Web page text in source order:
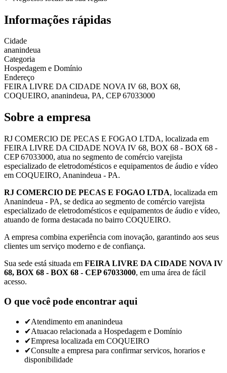
Informações rápidas
Cidade
ananindeua
Categoria
Hospedagem e Domínio
Endereço
FEIRA LIVRE DA CIDADE NOVA IV 68, BOX 68,
COQUEIRO, ananindeua, PA, CEP 67033000
Sobre a empresa
RJ COMERCIO DE PECAS E FOGAO LTDA, localizada em
FEIRA LIVRE DA CIDADE NOVA IV 68, BOX 68 - BOX 68 -
CEP 67033000, atua no segmento de comércio varejista
especializado de eletrodomésticos e equipamentos de áudio e vídeo
em COQUEIRO, Ananindeua - PA.
RJ COMERCIO DE PECAS E FOGAO LTDA, localizada em
Ananindeua - PA, se dedica ao segmento de comércio varejista
especializado de eletrodomésticos e equipamentos de áudio e vídeo,
atuando de forma destacada no bairro COQUEIRO.
A empresa combina experiência com inovação, garantindo aos seus
clientes um serviço moderno e de confiança.
Sua sede está situada em FEIRA LIVRE DA CIDADE NOVA IV
68, BOX 68 - BOX 68 - CEP 67033000, em uma área de fácil
acesso.
O que você pode encontrar aqui
✔Atendimento em ananindeua
✔Atuacao relacionada a Hospedagem e Domínio
✔Empresa localizada em COQUEIRO
✔Consulte a empresa para confirmar servicos, horarios e
disponibilidade